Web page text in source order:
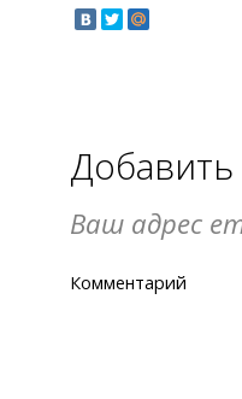
Ваш адрес
Комментарий